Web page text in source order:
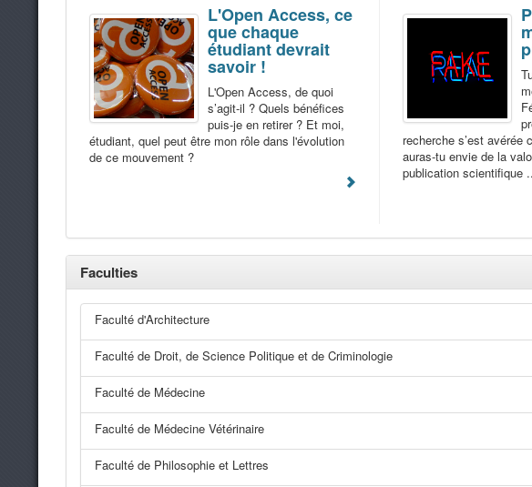
L'Open Access, ce
que chaque
étudiant devrait
savoir !
L'Open Access, de quoi
s’agit-il ? Quels bénéfices
puis-je en retirer ? Et moi,
étudiant, quel peut être mon rôle dans l'évolution
de ce mouvement ?
recherche s’est avérée
auras-tu envie de la
publication scientifique
Faculties
Faculté d'Architecture
Faculté de Droit, de Science Politique et de Criminologie
Faculté de Médecine
Faculté de Médecine Vétérinaire
Faculté de Philosophie et Lettres